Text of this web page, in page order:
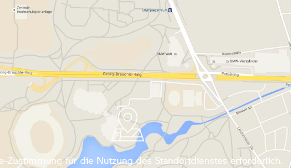
Zustimmung für die Nutzung des Standortdienstes erforderlich.